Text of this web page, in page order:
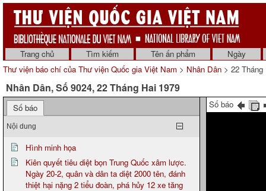
Trang chủ Tìm kiếm Tên ấn phẩm
Ngày
Thư viện báo chí của Thư viện Quốc gia Việt Nam > Nhân Dân > 22 Tháng
Nhân Dân, Số 9024, 22 Tháng Hai 1979
Số báo
Nội dung
Hình minh họa
Kiên quyết tiêu diệt bọn Trung Quốc xâm lược.
Ngày 20-2, quân và dân ta diệt 2000 tên, đánh
thiệt hại nặng 2 tiểu đoàn, phá hủy 12 xe tăng
Số báo